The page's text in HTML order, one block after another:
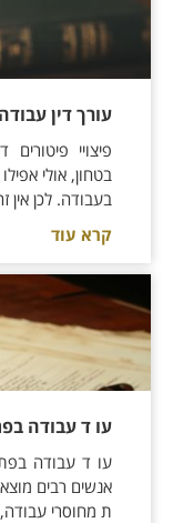
עורך דין
פיצויי
בטחון, אולי
בעבודה. לכן אין
קרא עוד
עו ד עבודה
עו ד עבודה
אנשים רבים
ת מחוסרי